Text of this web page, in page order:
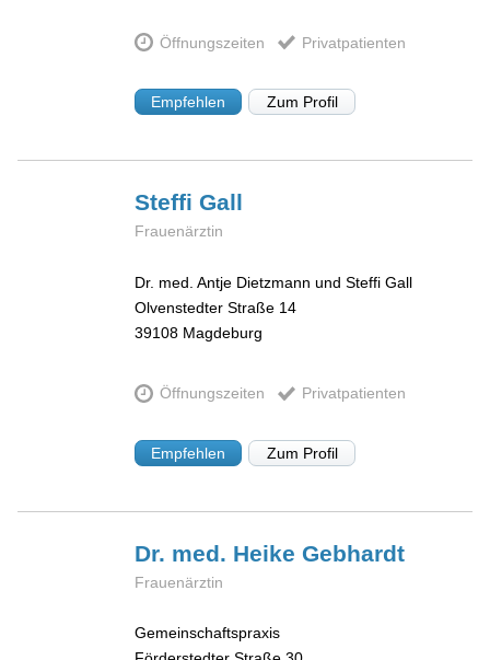
Öffnungszeiten Privatpatienten
Empfehlen Zum Profil
SteffiGall
Frauenärztin
Dr. med. Antje Dietzmann und Steffi Gall
Olvenstedter Straße 14
39108 Magdeburg
Öffnungszeiten Privatpatienten
Empfehlen Zum Profil
Dr. med. HeikeGebhardt
Frauenärztin
Gemeinschaftspraxis